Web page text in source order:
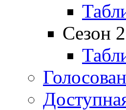
Сезон